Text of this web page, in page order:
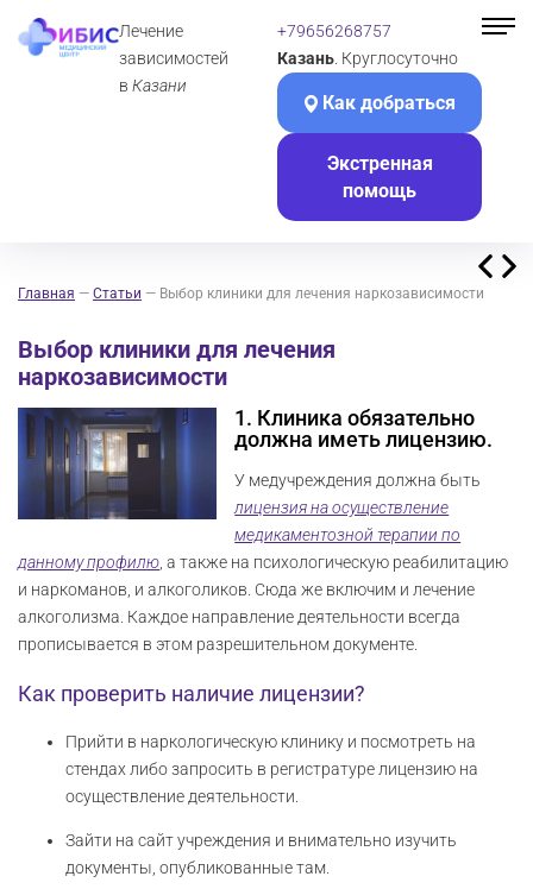
Лечение
зависимостей
в Казани
+79656268757
Казань . Круглосуточно
Как добраться
Экстренная
помощь
Главная — Статьи — Выбор клиники для лечения наркозависимости
Выбор клиники для лечения
наркозависимости
1. Клиника обязательно
должна иметь лицензию.
У медучреждения должна быть
лицензия на осуществление
медикаментозной терапии по
данному профилю , а также на психологическую реабилитацию
и наркоманов, и алкоголиков. Сюда же включим и лечение
алкоголизма. Каждое направление деятельности всегда
прописывается в этом разрешительном документе.
Как проверить наличие лицензии?
Прийти в наркологическую клинику и посмотреть на
стендах либо запросить в регистратуре лицензию на
осуществление деятельности.
Зайти на сайт учреждения и внимательно изучить
документы, опубликованные там.